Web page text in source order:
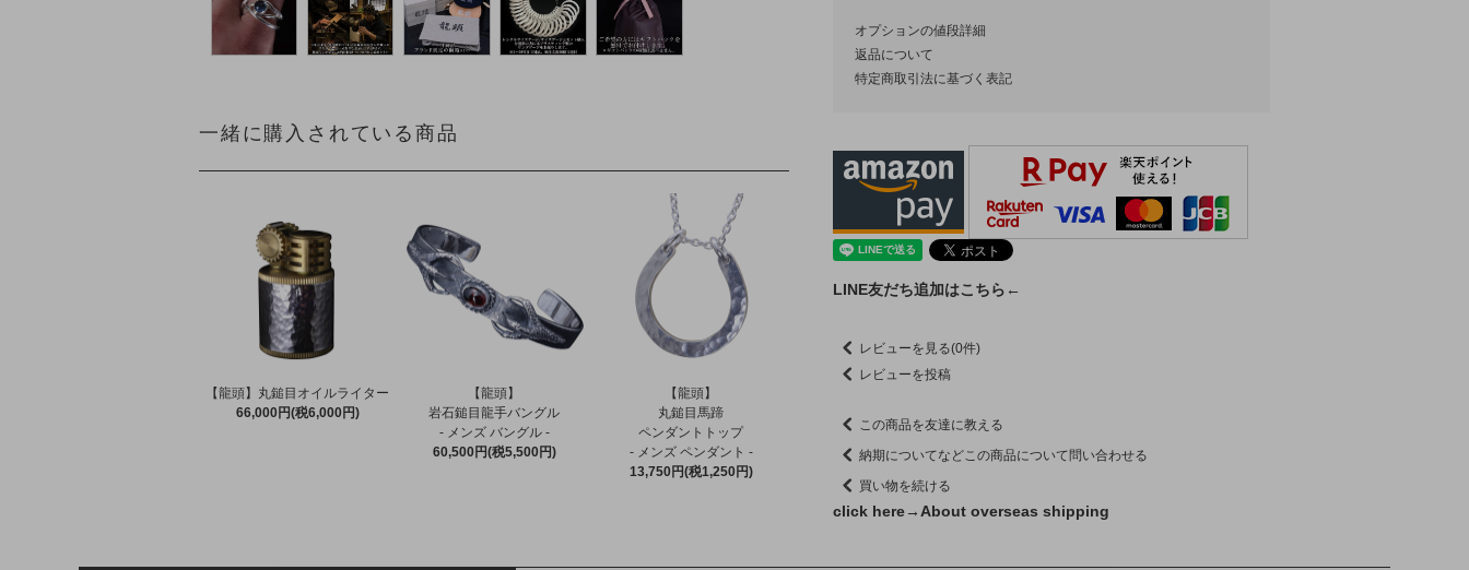
一緒に購入されている商品
【龍頭】丸鎚目オイルライター
66,000円(税6,000円)
【龍頭】
岩石鎚目龍手バングル
- メンズ バングル -
60,500円(税5,500円)
【龍頭】
丸鎚目馬蹄
ペンダントトップ
- メンズ ペンダント -
13,750円(税1,250円)
オプションの値段詳細
返品について
特定商取引法に基づく表記
LINE友だち追加はこちら←
レビューを見る(0件)
レビューを投稿
この商品を友達に教える
納期についてなどこの商品について問い合わせる
買い物を続ける
click here→ About overseas shipping